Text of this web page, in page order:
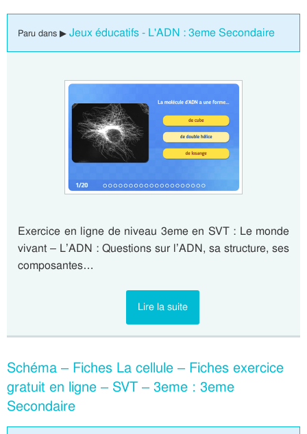
Paru dans ▶ Jeux éducatifs - L'ADN : 3eme Secondaire
Exercice en ligne de niveau 3eme en SVT : Le monde
vivant – L’ADN : Questions sur l’ADN, sa structure, ses
composantes…
Lire la suite
Schéma – Fiches La cellule – Fiches exercice
gratuit en ligne – SVT – 3eme : 3eme
Secondaire